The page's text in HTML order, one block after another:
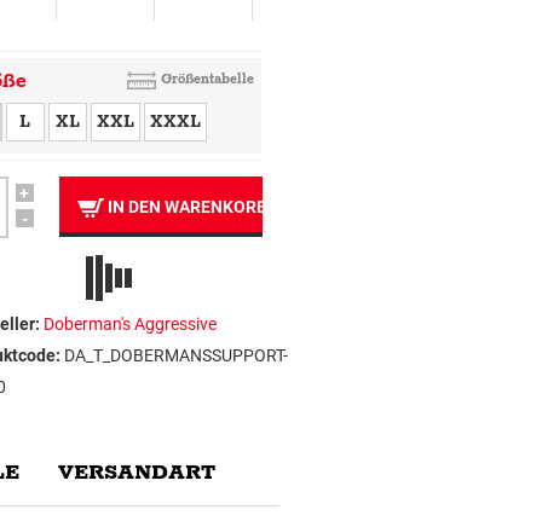
Größentabelle
L XL XXL XXXL
+
-
IN DEN WARENKORB
Doberman's Aggressive
DA_T_DOBERMANSSUPPORT-
VERSANDART